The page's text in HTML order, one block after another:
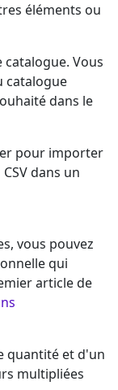
éléments ou
Vous
catalogue
dans le
pour importer
dans un
vous pouvez
qui
article de
quantité et d'un
multipliées